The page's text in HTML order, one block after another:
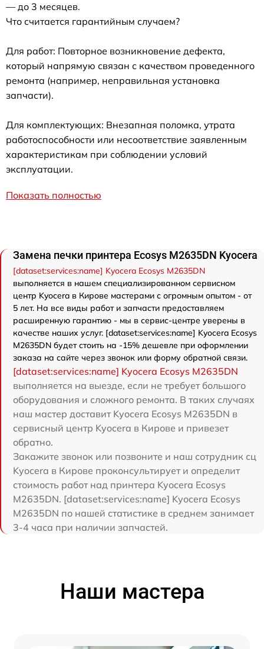
— до 3 месяцев.
Что считается гарантийным случаем?
Для работ: Повторное возникновение дефекта,
который напрямую связан с качеством проведенного
ремонта (например, неправильная установка
запчасти).
Для комплектующих: Внезапная поломка, утрата
работоспособности или несоответствие заявленным
характеристикам при соблюдении условий
эксплуатации.
Показать полностью
Замена печки принтера Ecosys M2635DN Kyocera
[dataset:services:name] Kyocera Ecosys M2635DN
выполняется в нашем специализированном сервисном
центр Kyocera в Кирове мастерами с огромным опытом - от
5 лет. На все виды работ и запчасти предоставляем
расширенную гарантию - мы в сервис-центре уверены в
качестве наших услуг. [dataset:services:name] Kyocera Ecosys
M2635DN будет стоить на -15% дешевле при оформлении
заказа на сайте через звонок или форму обратной связи.
[dataset:services:name] Kyocera Ecosys M2635DN
выполняется на выезде, если не требует большого
оборудования и сложного ремонта. В таких случаях
наш мастер доставит Kyocera Ecosys M2635DN в
сервисный центр Kyocera в Кирове и привезет
обратно.
Закажите звонок или позвоните и наш сотрудник сц
Kyocera в Кирове проконсультирует и определит
стоимость работ над принтера Kyocera Ecosys
M2635DN. [dataset:services:name] Kyocera Ecosys
M2635DN по нашей статистике в среднем занимает
3-4 часа при наличии запчастей.
Наши мастера